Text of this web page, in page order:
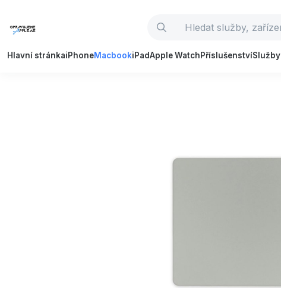
Hlavní stránkaiPhoneMacbookiPadApple WatchPříslušenstvíSlužby